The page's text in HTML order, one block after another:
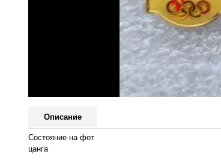
Описание
Состояние на фот
цанга